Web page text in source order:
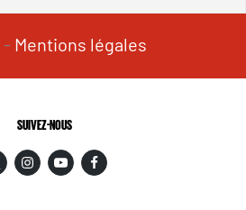
- Mentions légales
SUIVEZ-NOUS